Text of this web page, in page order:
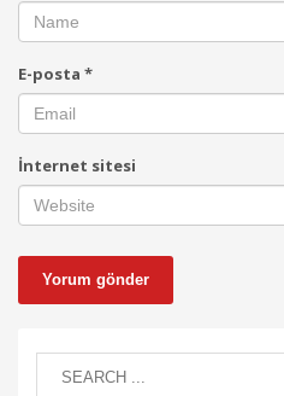
E-posta *
İnternet sitesi